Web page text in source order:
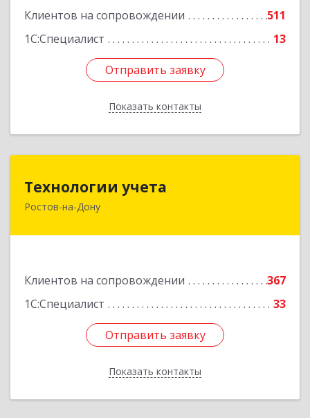
Клиентов на сопровождении
511
1С:Специалист
13
Отправить заявку
Показать контакты
Подробнее
Отправить заявку
Назад
Технологии учета
Ростов-на-Дону
Клиентов на сопровождении
367
1С:Специалист
33
Отправить заявку
Показать контакты
344064, Ростовская обл, Ростов-на-Дону г,
Отправить заявку
Назад